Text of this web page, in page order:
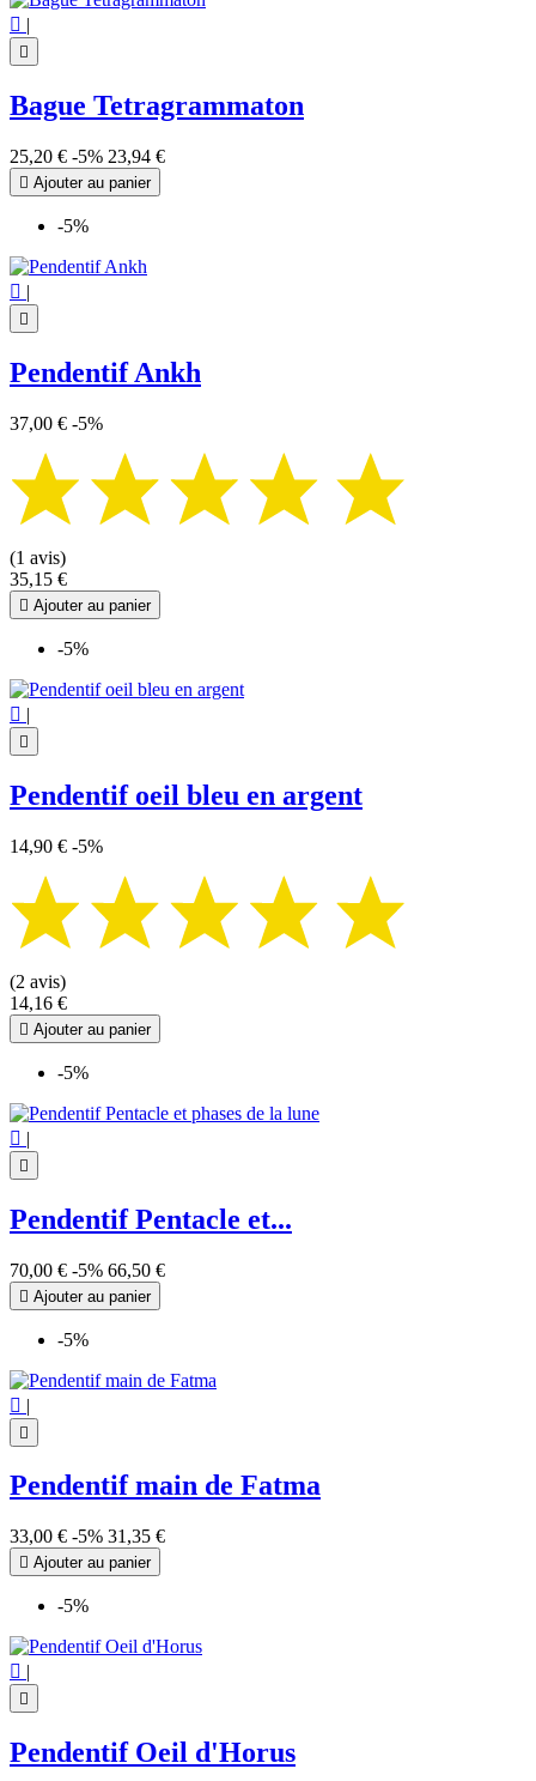
 |

Bague Tetragrammaton
25,20 € -5% 23,94 €
 Ajouter au panier
-5%
 |

Pendentif Ankh
37,00 € -5%
(1 avis)
35,15 €
 Ajouter au panier
-5%
 |

Pendentif oeil bleu en argent
14,90 € -5%
(2 avis)
14,16 €
 Ajouter au panier
-5%
 |

Pendentif Pentacle et...
70,00 € -5% 66,50 €
 Ajouter au panier
-5%
 |

Pendentif main de Fatma
33,00 € -5% 31,35 €
 Ajouter au panier
-5%
 |

Pendentif Oeil d'Horus